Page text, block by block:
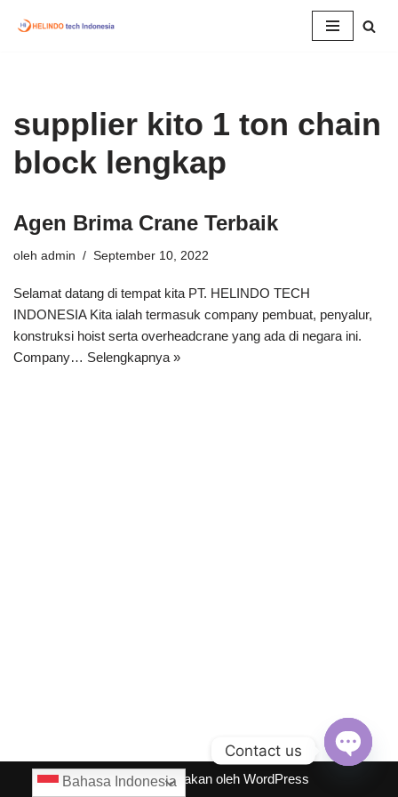
supplier kito 1 ton chain
block lengkap
Agen Brima Crane Terbaik
oleh admin September 10, 2022
Selamat datang di tempat kita PT. HELINDO TECH
INDONESIA Kita ialah termasuk company pembuat, penyalur,
konstruksi hoist serta overheadcrane yang ada di negara ini.
Company… Selengkapnya »
Neve| Diberdayakan oleh WordPress
Bahasa Indonesia
Contact us